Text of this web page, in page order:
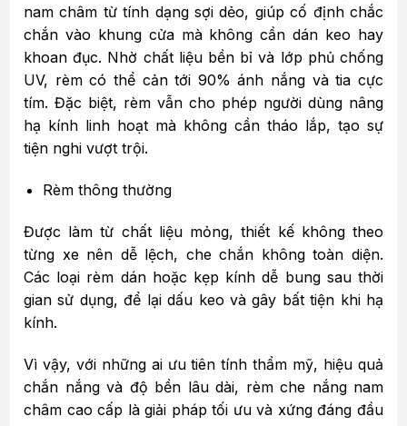
nam châm từ tính dạng sợi dẻo, giúp cố định chắc
chắn vào khung cửa mà không cần dán keo hay
khoan đục. Nhờ chất liệu bền bỉ và lớp phủ chống
UV, rèm có thể cản tới 90% ánh nắng và tia cực
tím. Đặc biệt, rèm vẫn cho phép người dùng nâng
hạ kính linh hoạt mà không cần tháo lắp, tạo sự
tiện nghi vượt trội.
Rèm thông thường
Được làm từ chất liệu mỏng, thiết kế không theo
từng xe nên dễ lệch, che chắn không toàn diện.
Các loại rèm dán hoặc kẹp kính dễ bung sau thời
gian sử dụng, để lại dấu keo và gây bất tiện khi hạ
kính.
Vì vậy, với những ai ưu tiên tính thẩm mỹ, hiệu quả
chắn nắng và độ bền lâu dài, rèm che nắng nam
châm cao cấp là giải pháp tối ưu và xứng đáng đầu